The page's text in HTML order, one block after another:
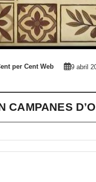
per Cent Web 9 abril
CAMPANES